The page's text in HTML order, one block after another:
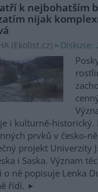
k nejbohatším
nijak
(Ekolist.cz) Diskuse:
i kulturně-
prvků v česko-
projekt Univerzity
i Saska. Význam
o ně popisuje Lenka
řídí.